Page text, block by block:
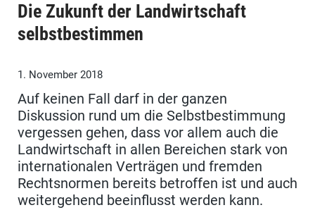
Die Zukunft der Landwirtschaft
selbstbestimmen
1. November 2018
Auf keinen Fall darf in der ganzen
Diskussion rund um die Selbstbestimmung
vergessen gehen, dass vor allem auch die
Landwirtschaft in allen Bereichen stark von
internationalen Verträgen und fremden
Rechtsnormen bereits betroffen ist und auch
weitergehend beeinflusst werden kann.